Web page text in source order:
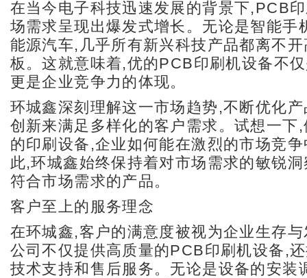
在当今电子科技迅速发展的背景下,PCB
场需求呈现出爆发式增长。无论是智能手
能源汽车,几乎所有新兴科技产品都离不
板。这就意味着,优的PCB印刷机设备不
更是企业竞争力的体现。
环城鑫深刻理解这一市场趋势,不断优化
创新来满足多样化的客户需求。试想一下
的印刷设备,企业如何能在激烈的市场竞
此,环城鑫始终保持着对市场需求的敏锐
符合市场需求的产品。
客户至上的服务理念
在环城鑫,客户的满意度被视为企业生存
公司不仅提供高质量的PCB印刷机设备,
技术支持和售后服务。无论是设备的安装